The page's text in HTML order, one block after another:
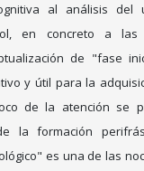
al análisis del
en concreto a las
de "fase
y útil para la
de la atención se
la formación
es una de las